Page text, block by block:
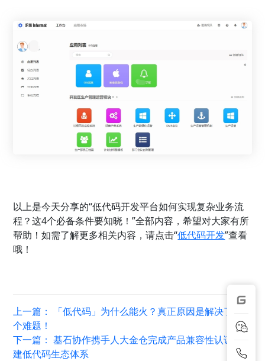
以上是今天分享的“低代码开发平台如何实现复杂业务流
程？这4个必备条件要知晓！”全部内容，希望对大家有所
帮助！如需了解更多相关内容，请点击“低代码开发”查看
哦！
上一篇：
「低代码」为什么能火？真正原因是解决了这
个难题！
下一篇：基石协作携手人大金仓完成产品兼容性认证,共
建低代码生态体系